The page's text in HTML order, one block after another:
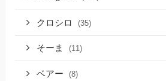
クロシロ (35)
そーま (11)
ベアー (8)